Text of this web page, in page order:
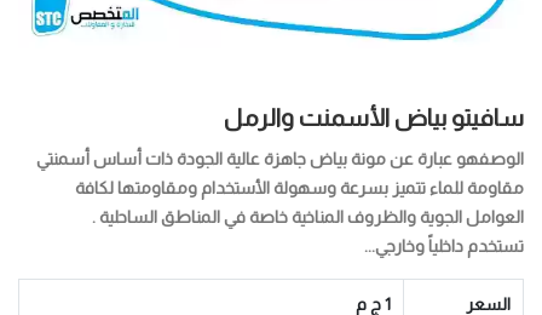
سافيتو بياض الأسمنت والرمل
الوصفهو عبارة عن مونة بياض جاهزة عالية الجودة ذات أساس أسمنتي
مقاومة للماء تتميز بسرعة وسهولة الأستخدام ومقاومتها لكافة
العوامل الجوية والظروف المناخية خاصة في المناطق الساحلية .
تستخدم داخلياً وخارجي...
السعر 1 ج م